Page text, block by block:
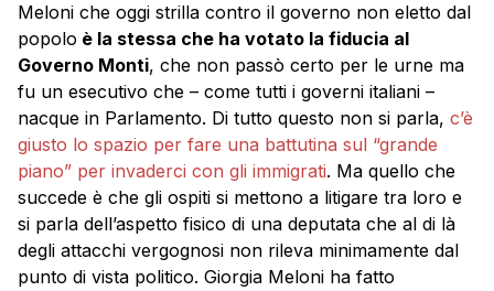
Meloni che oggi strilla contro il governo non eletto dal
popolo è la stessa che ha votato la fiducia al
Governo Monti, che non passò certo per le urne ma
fu un esecutivo che – come tutti i governi italiani –
nacque in Parlamento. Di tutto questo non si parla, c’è
giusto lo spazio per fare una battutina sul “grande
piano” per invaderci con gli immigrati. Ma quello che
succede è che gli ospiti si mettono a litigare tra loro e
si parla dell’aspetto fisico di una deputata che al di là
degli attacchi vergognosi non rileva minimamente dal
punto di vista politico. Giorgia Meloni ha fatto